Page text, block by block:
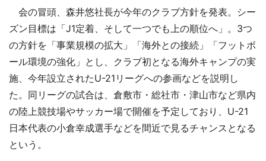
会の冒頭、森井悠社長が今年のクラブ方針を発表。シー
ズン目標は「J1定着、そして一つでも上の順位へ」。3つ
の方針を「事業規模の拡大」「海外との接続」「フットボ
ール環境の強化」とし、クラブ初となる海外キャンプの実
施、今年設立されたU-21リーグへの参画などを説明し
た。同リーグの試合は、倉敷市・総社市・津山市など県内
の陸上競技場やサッカー場で開催を予定しており、U-21
日本代表の小倉幸成選手などを間近で見るチャンスとなる
という。